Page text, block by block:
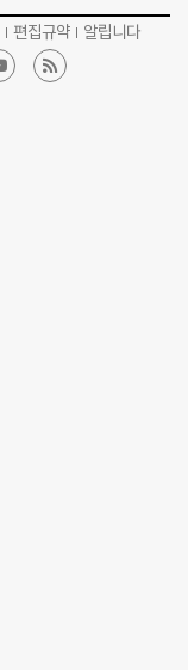
편집규약 알립니다